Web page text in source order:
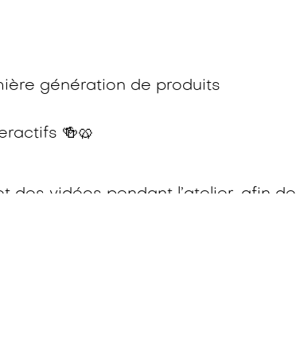
génération de produits
🍻🥨
des vidéos pendant l’atelier, afin de